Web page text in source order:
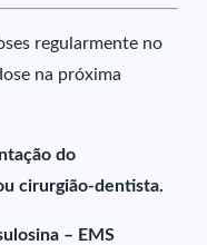
regularmente no
na próxima
do
cirurgião-dentista.
– EMS